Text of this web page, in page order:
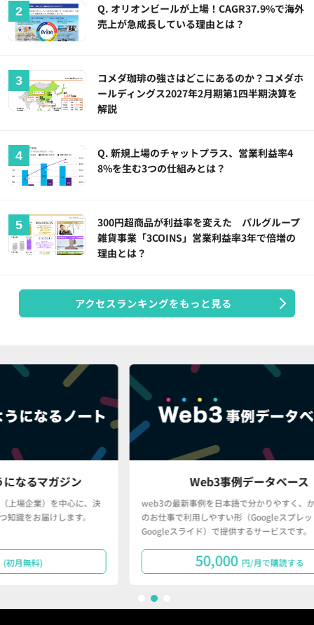
Q. オリオンビールが上場！CAGR37.9%で海外
売上が急成長している理由とは？
コメダ珈琲の強さはどこにあるのか？コメダホ
ールディングス2027年2月期第1四半期決算を
解説
Q. 新規上場のチャットプラス、営業利益率4
8%を生む3つの仕組みとは？
300円超商品が利益率を変えた パルグループ
雑貨事業「3COINS」営業利益率3年で倍増の
理由とは？
アクセスランキングをもっと見る
決
Web3事例データベース
web3の最新事例を日本語で分かりやすく、かつ、皆さん
のお仕事で利用しやすい形（Googleスプレッドシート・
Googleスライド）で提供するサービスです。
円/月で購読する